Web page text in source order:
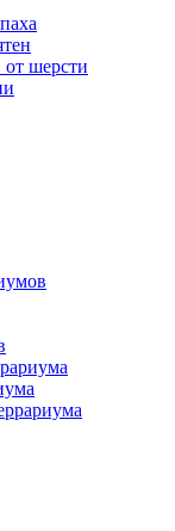
шерсти